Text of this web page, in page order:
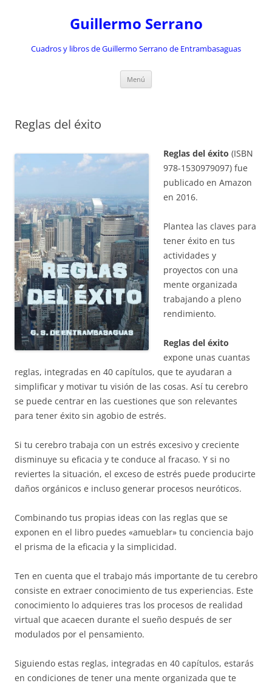
Guillermo Serrano
Cuadros y libros de Guillermo Serrano de Entrambasaguas
Menú
Reglas del éxito
Reglas del éxito (ISBN
978-1530979097) fue
publicado en Amazon
en 2016.
Plantea las claves para
tener éxito en tus
actividades y
proyectos con una
mente organizada
trabajando a pleno
rendimiento.
Reglas del éxito
expone unas cuantas
reglas, integradas en 40 capítulos, que te ayudaran a
simplificar y motivar tu visión de las cosas. Así tu cerebro
se puede centrar en las cuestiones que son relevantes
para tener éxito sin agobio de estrés.
Si tu cerebro trabaja con un estrés excesivo y creciente
disminuye su eficacia y te conduce al fracaso. Y si no
reviertes la situación, el exceso de estrés puede producirte
daños orgánicos e incluso generar procesos neuróticos.
Combinando tus propias ideas con las reglas que se
exponen en el libro puedes «amueblar» tu conciencia bajo
el prisma de la eficacia y la simplicidad.
Ten en cuenta que el trabajo más importante de tu cerebro
consiste en extraer conocimiento de tus experiencias. Este
conocimiento lo adquieres tras los procesos de realidad
virtual que acaecen durante el sueño después de ser
modulados por el pensamiento.
Siguiendo estas reglas, integradas en 40 capítulos, estarás
en condiciones de tener una mente organizada que te